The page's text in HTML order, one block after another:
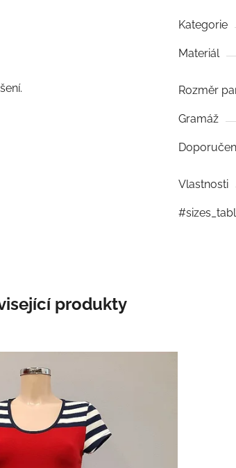
Kategorie
Materiál
Rozměr
Gramáž
Vlastnosti
produkty